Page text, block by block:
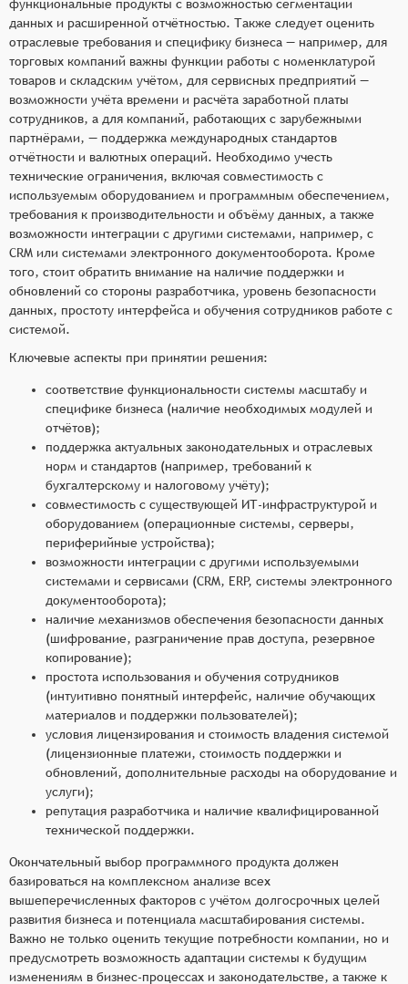
функциональные продукты с возможностью сегментации
данных и расширенной отчётностью. Также следует оценить
отраслевые требования и специфику бизнеса — например, для
торговых компаний важны функции работы с номенклатурой
товаров и складским учётом, для сервисных предприятий —
возможности учёта времени и расчёта заработной платы
сотрудников, а для компаний, работающих с зарубежными
партнёрами, — поддержка международных стандартов
отчётности и валютных операций. Необходимо учесть
технические ограничения, включая совместимость с
используемым оборудованием и программным обеспечением,
требования к производительности и объёму данных, а также
возможности интеграции с другими системами, например, с
CRM или системами электронного документооборота. Кроме
того, стоит обратить внимание на наличие поддержки и
обновлений со стороны разработчика, уровень безопасности
данных, простоту интерфейса и обучения сотрудников работе с
системой.
Ключевые аспекты при принятии решения:
соответствие функциональности системы масштабу и
специфике бизнеса (наличие необходимых модулей и
отчётов);
поддержка актуальных законодательных и отраслевых
норм и стандартов (например, требований к
бухгалтерскому и налоговому учёту);
совместимость с существующей ИТ-инфраструктурой и
оборудованием (операционные системы, серверы,
периферийные устройства);
возможности интеграции с другими используемыми
системами и сервисами (CRM, ERP, системы электронного
документооборота);
наличие механизмов обеспечения безопасности данных
(шифрование, разграничение прав доступа, резервное
копирование);
простота использования и обучения сотрудников
(интуитивно понятный интерфейс, наличие обучающих
материалов и поддержки пользователей);
условия лицензирования и стоимость владения системой
(лицензионные платежи, стоимость поддержки и
обновлений, дополнительные расходы на оборудование и
услуги);
репутация разработчика и наличие квалифицированной
технической поддержки.
Окончательный выбор программного продукта должен
базироваться на комплексном анализе всех
вышеперечисленных факторов с учётом долгосрочных целей
развития бизнеса и потенциала масштабирования системы.
Важно не только оценить текущие потребности компании, но и
предусмотреть возможность адаптации системы к будущим
изменениям в бизнес-процессах и законодательстве, а также к